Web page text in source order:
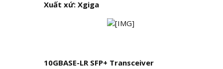
Xuất xứ: Xgiga
10GBASE-LR SFP+ Transceiver